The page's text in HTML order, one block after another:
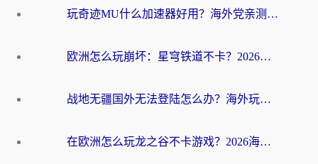
玩奇迹MU什么加速器好用？海外党亲测：这款加速器让你告别延迟卡顿！
欧洲怎么玩崩坏：星穹铁道不卡？2026海外玩家国服游戏加速器终极攻略
战地无疆国外无法登陆怎么办？海外玩家国服畅玩终极指南（附欧服魔兽EVE加速方案）
在欧洲怎么玩龙之谷不卡游戏？2026海外党国服游戏加速全攻略